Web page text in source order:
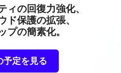
ィの回復力強化、
ド保護の拡張、
プの簡素化。
予定を見る